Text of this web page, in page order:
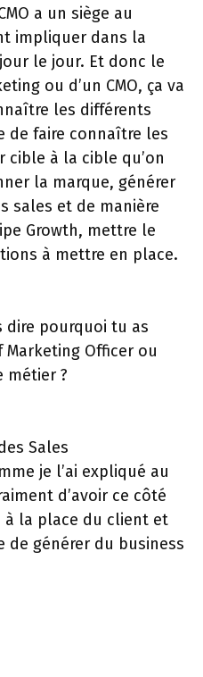
a un siège au
impliquer dans la
le jour. Et donc le
ou d’un CMO, ça va
les différents
de faire connaître les
cible à la cible qu’on
la marque, générer
sales et de manière
Growth, mettre le
à mettre en place.
dire pourquoi tu as
Marketing Officer ou
métier ?
Sales
je l’ai expliqué au
d’avoir ce côté
la place du client et
de générer du business